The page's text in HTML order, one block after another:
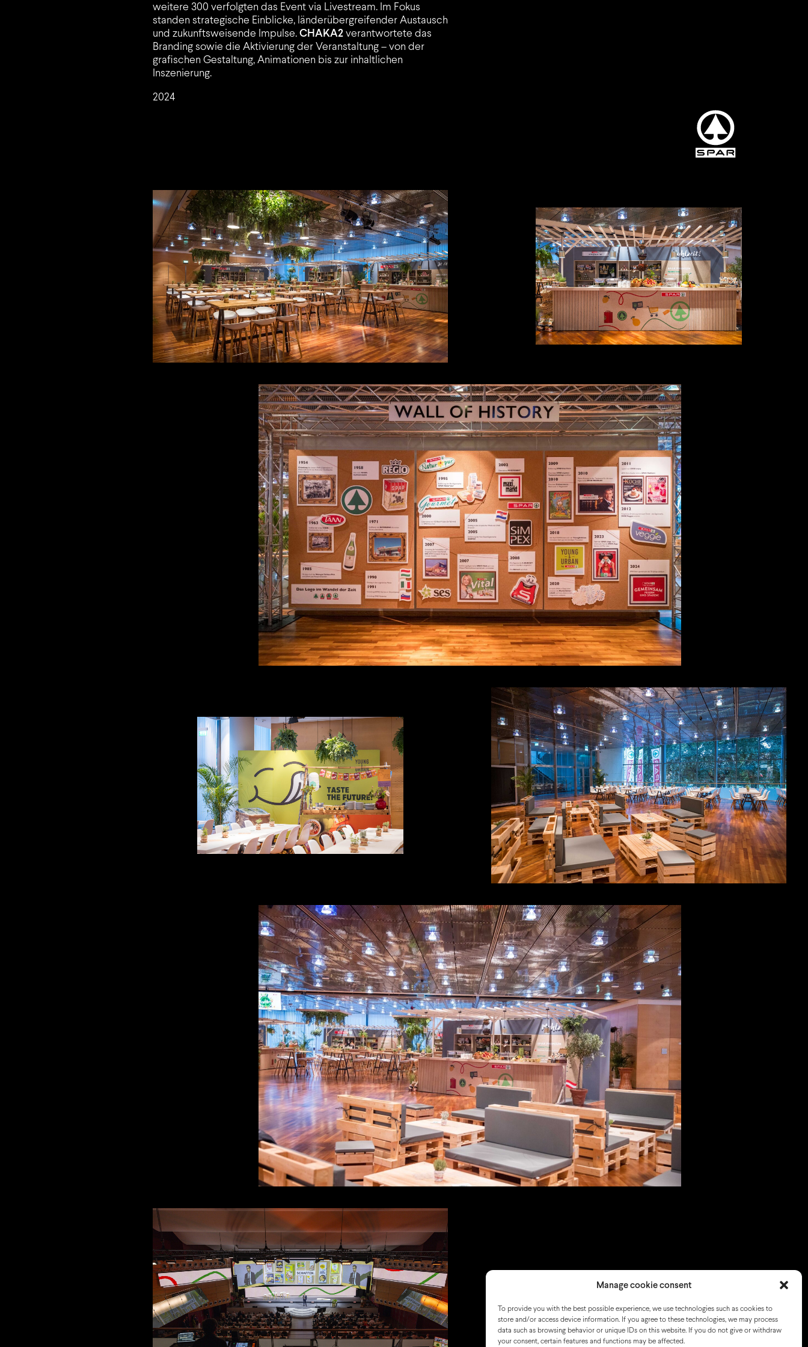
Manage cookie consent
To provide you with the best possible experience, we use technologies such as cookies to
store and/or access device information. If you agree to these technologies, we may process
data such as browsing behavior or unique IDs on this website. If you do not give or withdraw
your consent, certain features and functions may be affected.
weitere 300 verfolgten das Event via Livestream. Im Fokus
standen strategische Einblicke, länderübergreifender Austausch
und zukunftsweisende Impulse.CHAKA2verantwortete das
Branding sowie die Aktivierung der Veranstaltung – von der
grafischen Gestaltung, Animationen bis zur inhaltlichen
Inszenierung.
2024